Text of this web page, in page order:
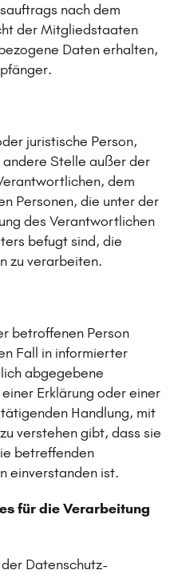
nach dem
der Mitgliedstaaten
Daten erhalten,
juristische Person,
Stelle außer der
dem
Personen, die unter der
des Verantwortlichen
befugt sind, die
zu verarbeiten.
betroffenen Person
Fall in informierter
abgegebene
Erklärung oder einer
Handlung, mit
verstehen gibt, dass sie
betreffenden
einverstanden ist.
für die Verarbeitung
Datenschutz-